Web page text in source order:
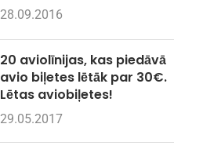
28.09.2016
20 aviolīnijas, kas piedāvā
avio biļetes lētāk par 30€.
Lētas aviobiļetes!
29.05.2017